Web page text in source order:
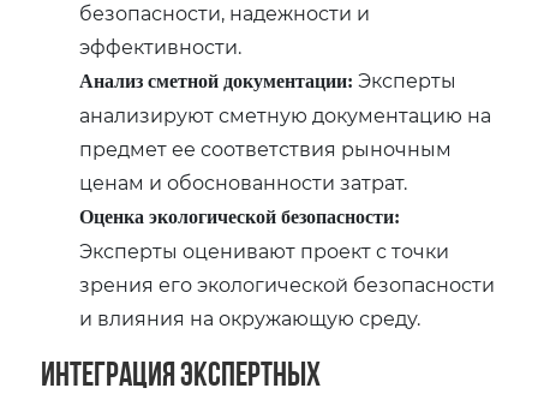
безопасности‚ надежности и
эффективности.
Анализ сметной документации: Эксперты
анализируют сметную документацию на
предмет ее соответствия рыночным
ценам и обоснованности затрат.
Оценка экологической безопасности:
Эксперты оценивают проект с точки
зрения его экологической безопасности
и влияния на окружающую среду.
Интеграция экспертных